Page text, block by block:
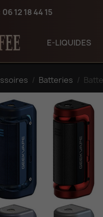
06 12 18 44 15
E-LIQUIDES
Batteries